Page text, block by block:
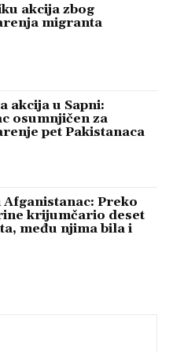
akcija zbog
migranta
akcija u Sapni:
osumnjičen za
pet Pakistanaca
Afganistanac: Preko
krijumčario deset
među njima bila i